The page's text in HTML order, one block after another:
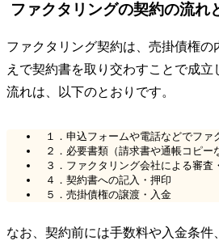
ファクタリングの契約の流れ
ファクタリング契約は、売掛債権の
えで契約書を取り交わすことで成
流れは、以下のとおりです。
１．申込フォームや電話などでフ
２．必要書類（請求書や通帳コピー
３．ファクタリング会社による審査
４．契約書への記入・押印
５．売掛債権の譲渡・入金
なお、契約前には手数料や入金条